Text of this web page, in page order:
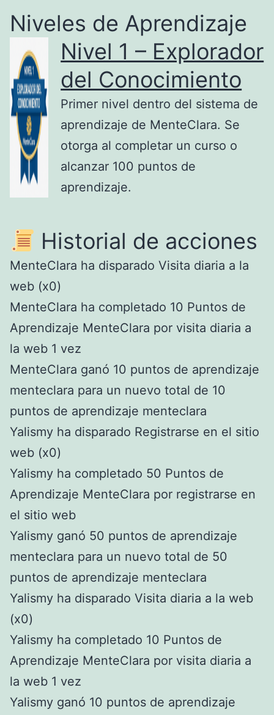
Niveles de Aprendizaje
Nivel 1 – Explorador
del Conocimiento
Primer nivel dentro del sistema de
aprendizaje de MenteClara. Se
otorga al completar un curso o
alcanzar 100 puntos de
aprendizaje.
Historial de acciones
MenteClara ha disparado Visita diaria a la
web (x0)
MenteClara ha completado 10 Puntos de
Aprendizaje MenteClara por visita diaria a
la web 1 vez
MenteClara ganó 10 puntos de aprendizaje
menteclara para un nuevo total de 10
puntos de aprendizaje menteclara
Yalismy ha disparado Registrarse en el sitio
web (x0)
Yalismy ha completado 50 Puntos de
Aprendizaje MenteClara por registrarse en
el sitio web
Yalismy ganó 50 puntos de aprendizaje
menteclara para un nuevo total de 50
puntos de aprendizaje menteclara
Yalismy ha disparado Visita diaria a la web
(x0)
Yalismy ha completado 10 Puntos de
Aprendizaje MenteClara por visita diaria a
la web 1 vez
Yalismy ganó 10 puntos de aprendizaje